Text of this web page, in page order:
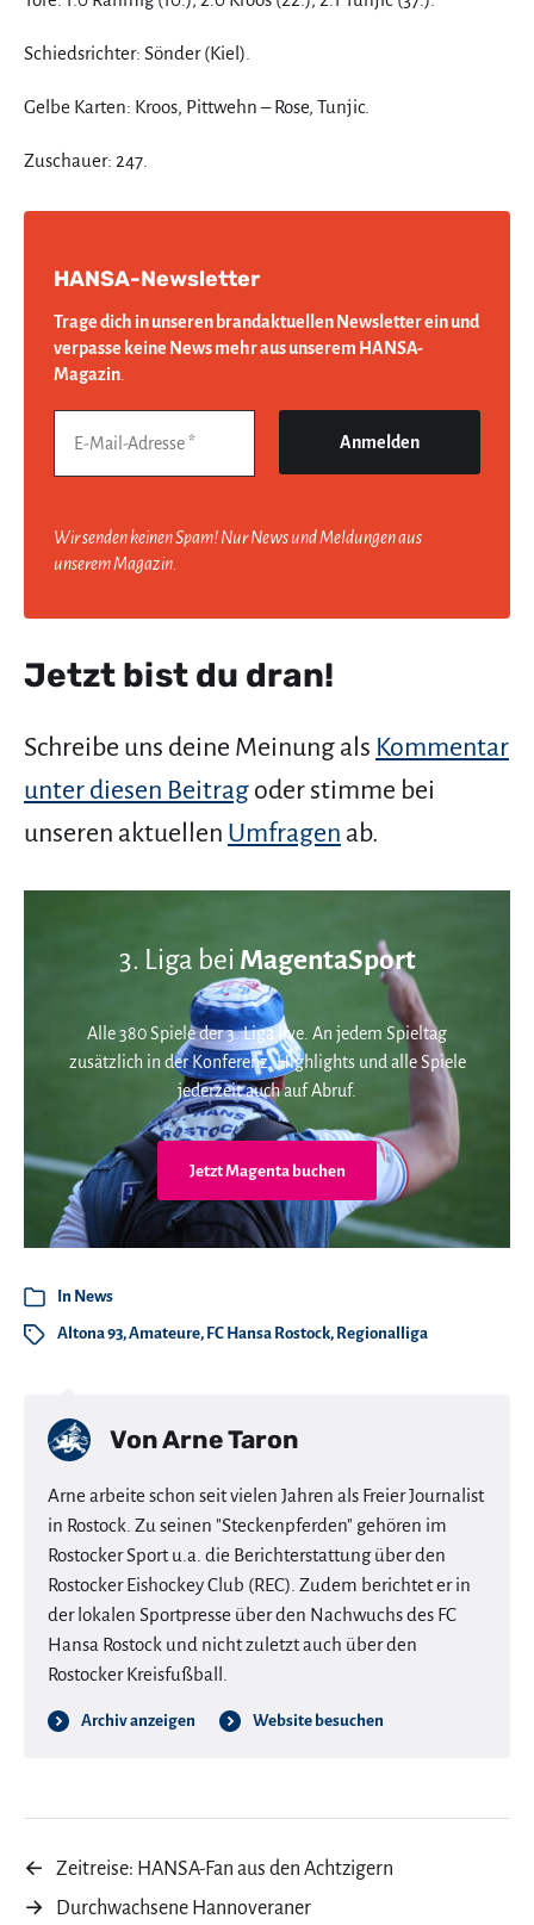
Schiedsrichter: Sönder (Kiel).
Gelbe Karten: Kroos, Pittwehn – Rose, Tunjic.
Zuschauer: 247.
HANSA-Newsletter
Trage dich in unseren brandaktuellen Newsletter ein und
verpasse keine News mehr aus unserem HANSA-
Magazin.
Wir senden keinen Spam! Nur News und Meldungen aus
unserem Magazin.
Jetzt bist du dran!
Schreibe uns deine Meinung als Kommentar
unter diesen Beitrag oder stimme bei
unseren aktuellen Umfragen ab.
3. Liga bei MagentaSport
Alle 380 Spiele der 3. Liga live. An jedem Spieltag
zusätzlich in der Konferenz. Highlights und alle Spiele
jederzeit auch auf Abruf.
Jetzt Magenta buchen
In News
Altona 93,Amateure, FC Hansa Rostock, Regionalliga
VonArne Taron
Arne arbeite schon seit vielen Jahren als Freier Journalist
in Rostock. Zu seinen "Steckenpferden" gehören im
Rostocker Sport u.a. die Berichterstattung über den
Rostocker Eishockey Club (REC). Zudem berichtet er in
der lokalen Sportpresse über den Nachwuchs des FC
Hansa Rostock und nicht zuletzt auch über den
Rostocker Kreisfußball.
Archiv anzeigen Website besuchen
←
Zeitreise: HANSA-Fan aus den Achtzigern
→
Durchwachsene Hannoveraner